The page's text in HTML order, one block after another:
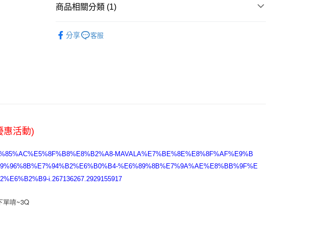
每筆NT$65，滿NT$2,000(含以上)免運費
每筆NT$100，滿NT$2,000(含以上)免運費
商品相關分類 (1)
分享
客服
惠活動)
MAVALA%E7%BE%8E%E8%8F%AF%E9%B
%E6%89%8B%E7%9A%AE%E8%BB%9F%E
i.267136267.2929155917
單唷~3Q